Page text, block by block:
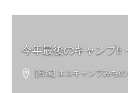
今年最後のキャンプ‼︎
[宮城] エコキャンプみちの